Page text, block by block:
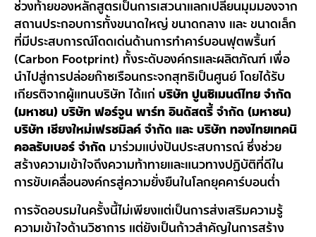
ช่วงท้ายของหลักสูตรเป็นการเสวนาแลกเปลี่ยนมุมมองจาก
สถานประกอบการทั้งขนาดใหญ่ ขนาดกลาง และ ขนาดเล็ก
ที่มีประสบการณ์โดดเด่นด้านการทำคาร์บอนฟุตพริ้นท์
(Carbon Footprint) ทั้งระดับองค์กรและผลิตภัณฑ์ เพื่อ
นำไปสู่การปล่อยก๊าซเรือนกระจกสุทธิเป็นศูนย์ โดยได้รับ
เกียรติจากผู้แทนบริษัท ได้แก่ บริษัท ปูนซิเมนต์ไทย จำกัด
(มหาชน) บริษัท ฟอร์จูน พาร์ท อินดัสตรี้ จำกัด (มหาชน)
บริษัท เชียงใหม่เฟรชมิลค์ จำกัด และ บริษัท ทองไทยเทคนิ
คอลรับเบอร์ จำกัด มาร่วมแบ่งปันประสบการณ์ ซึ่งช่วย
สร้างความเข้าใจถึงความท้าทายและแนวทางปฏิบัติที่ดีใน
การขับเคลื่อนองค์กรสู่ความยั่งยืนในโลกยุคคาร์บอนต่ำ
การจัดอบรมในครั้งนี้ไม่เพียงแต่เป็นการส่งเสริมความรู้
ความเข้าใจด้านวิชาการ แต่ยังเป็นก้าวสำคัญในการสร้าง